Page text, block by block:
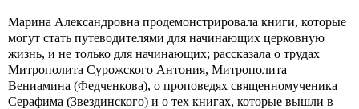
Марина Александровна продемонстрировала книги, которые
могут стать путеводителями для начинающих церковную
жизнь, и не только для начинающих; рассказала о трудах
Митрополита Сурожского Антония, Митрополита
Вениамина (Федченкова), о проповедях священномученика
Серафима (Звездинского) и о тех книгах, которые вышли в